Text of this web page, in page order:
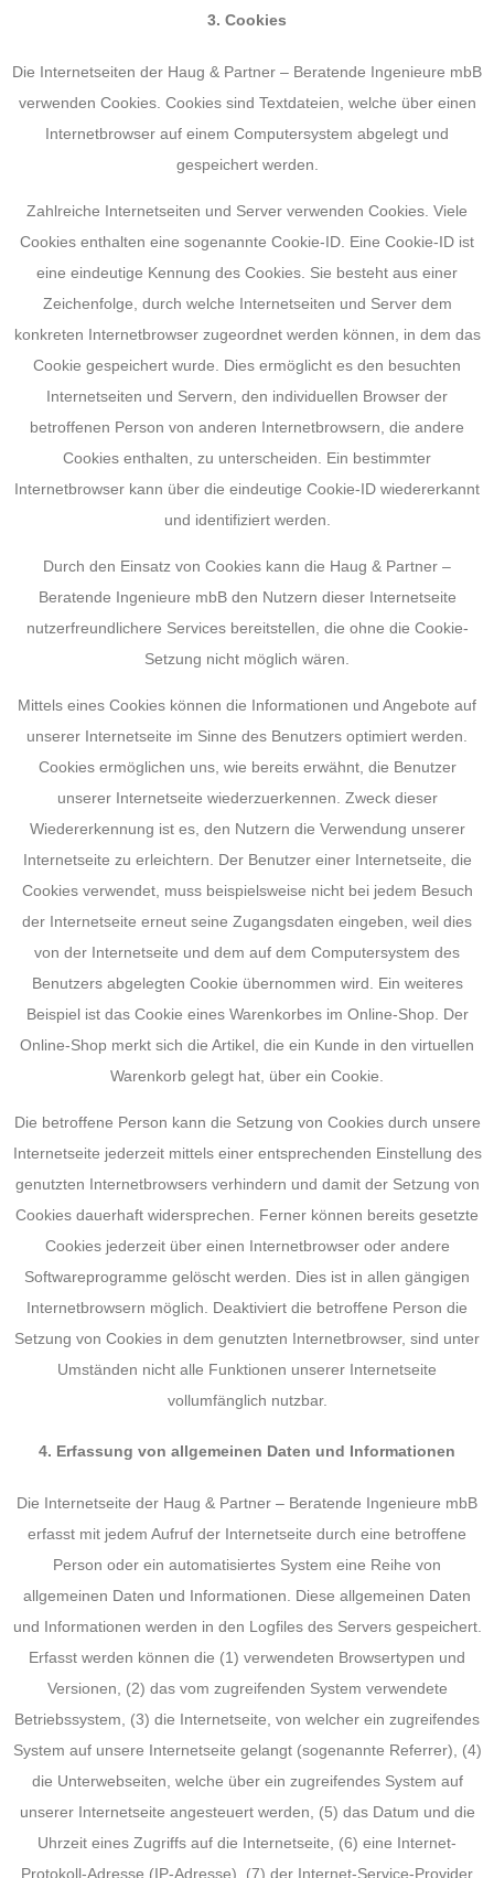
3. Cookies
Die Internetseiten der Haug & Partner – Beratende Ingenieure mbB
verwenden Cookies. Cookies sind Textdateien, welche über einen
Internetbrowser auf einem Computersystem abgelegt und
gespeichert werden.
Zahlreiche Internetseiten und Server verwenden Cookies. Viele
Cookies enthalten eine sogenannte Cookie-ID. Eine Cookie-ID ist
eine eindeutige Kennung des Cookies. Sie besteht aus einer
Zeichenfolge, durch welche Internetseiten und Server dem
konkreten Internetbrowser zugeordnet werden können, in dem das
Cookie gespeichert wurde. Dies ermöglicht es den besuchten
Internetseiten und Servern, den individuellen Browser der
betroffenen Person von anderen Internetbrowsern, die andere
Cookies enthalten, zu unterscheiden. Ein bestimmter
Internetbrowser kann über die eindeutige Cookie-ID wiedererkannt
und identifiziert werden.
Durch den Einsatz von Cookies kann die Haug & Partner –
Beratende Ingenieure mbB den Nutzern dieser Internetseite
nutzerfreundlichere Services bereitstellen, die ohne die Cookie-
Setzung nicht möglich wären.
Mittels eines Cookies können die Informationen und Angebote auf
unserer Internetseite im Sinne des Benutzers optimiert werden.
Cookies ermöglichen uns, wie bereits erwähnt, die Benutzer
unserer Internetseite wiederzuerkennen. Zweck dieser
Wiedererkennung ist es, den Nutzern die Verwendung unserer
Internetseite zu erleichtern. Der Benutzer einer Internetseite, die
Cookies verwendet, muss beispielsweise nicht bei jedem Besuch
der Internetseite erneut seine Zugangsdaten eingeben, weil dies
von der Internetseite und dem auf dem Computersystem des
Benutzers abgelegten Cookie übernommen wird. Ein weiteres
Beispiel ist das Cookie eines Warenkorbes im Online-Shop. Der
Online-Shop merkt sich die Artikel, die ein Kunde in den virtuellen
Warenkorb gelegt hat, über ein Cookie.
Die betroffene Person kann die Setzung von Cookies durch unsere
Internetseite jederzeit mittels einer entsprechenden Einstellung des
genutzten Internetbrowsers verhindern und damit der Setzung von
Cookies dauerhaft widersprechen. Ferner können bereits gesetzte
Cookies jederzeit über einen Internetbrowser oder andere
Softwareprogramme gelöscht werden. Dies ist in allen gängigen
Internetbrowsern möglich. Deaktiviert die betroffene Person die
Setzung von Cookies in dem genutzten Internetbrowser, sind unter
Umständen nicht alle Funktionen unserer Internetseite
vollumfänglich nutzbar.
4. Erfassung von allgemeinen Daten und Informationen
Die Internetseite der Haug & Partner – Beratende Ingenieure mbB
erfasst mit jedem Aufruf der Internetseite durch eine betroffene
Person oder ein automatisiertes System eine Reihe von
allgemeinen Daten und Informationen. Diese allgemeinen Daten
und Informationen werden in den Logfiles des Servers gespeichert.
Erfasst werden können die (1) verwendeten Browsertypen und
Versionen, (2) das vom zugreifenden System verwendete
Betriebssystem, (3) die Internetseite, von welcher ein zugreifendes
System auf unsere Internetseite gelangt (sogenannte Referrer), (4)
die Unterwebseiten, welche über ein zugreifendes System auf
unserer Internetseite angesteuert werden, (5) das Datum und die
Uhrzeit eines Zugriffs auf die Internetseite, (6) eine Internet-
Protokoll-Adresse (IP-Adresse), (7) der Internet-Service-Provider